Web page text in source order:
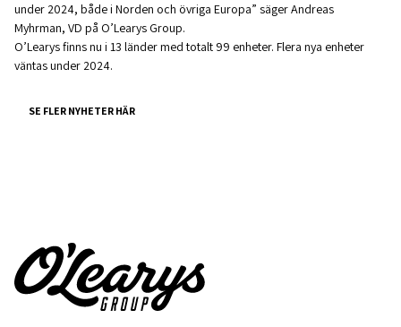
under 2024, både i Norden och övriga Europa” säger Andreas
Myhrman, VD på O’Learys Group.
O’Learys finns nu i 13 länder med totalt 99 enheter. Flera nya enheter
väntas under 2024.
SE FLER NYHETER HÄR